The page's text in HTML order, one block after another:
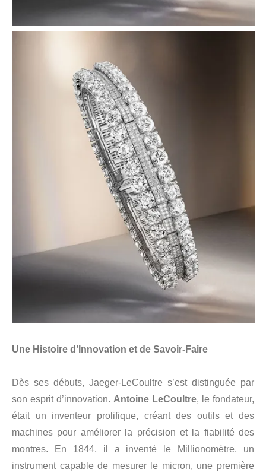
Une Histoire d’Innovation et de Savoir-Faire
Dès ses débuts, Jaeger-LeCoultre s’est distinguée par
son esprit d’innovation. Antoine LeCoultre, le fondateur,
était un inventeur prolifique, créant des outils et des
machines pour améliorer la précision et la fiabilité des
montres. En 1844, il a inventé le Millionomètre, un
instrument capable de mesurer le micron, une première